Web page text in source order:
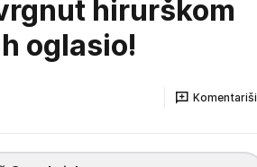
hirurškom
oglasio!
Komentariši